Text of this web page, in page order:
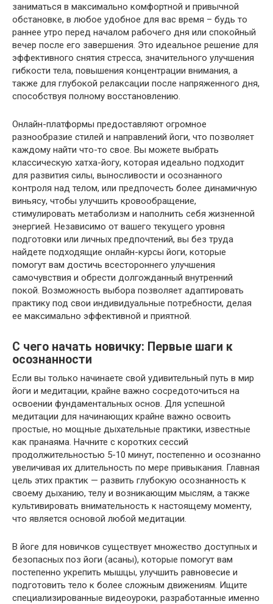
заниматься в максимально комфортной и привычной
обстановке, в любое удобное для вас время – будь то
раннее утро перед началом рабочего дня или спокойный
вечер после его завершения. Это идеальное решение для
эффективного снятия стресса, значительного улучшения
гибкости тела, повышения концентрации внимания, а
также для глубокой релаксации после напряженного дня,
способствуя полному восстановлению.
Онлайн-платформы предоставляют огромное
разнообразие стилей и направлений йоги, что позволяет
каждому найти что-то свое. Вы можете выбрать
классическую хатха-йогу, которая идеально подходит
для развития силы, выносливости и осознанного
контроля над телом, или предпочесть более динамичную
виньясу, чтобы улучшить кровообращение,
стимулировать метаболизм и наполнить себя жизненной
энергией. Независимо от вашего текущего уровня
подготовки или личных предпочтений, вы без труда
найдете подходящие онлайн-курсы йоги, которые
помогут вам достичь всестороннего улучшения
самочувствия и обрести долгожданный внутренний
покой. Возможность выбора позволяет адаптировать
практику под свои индивидуальные потребности, делая
ее максимально эффективной и приятной.
С чего начать новичку: Первые шаги к
осознанности
Если вы только начинаете свой удивительный путь в мир
йоги и медитации, крайне важно сосредоточиться на
освоении фундаментальных основ. Для успешной
медитации для начинающих крайне важно освоить
простые, но мощные дыхательные практики, известные
как пранаяма. Начните с коротких сессий
продолжительностью 5-10 минут, постепенно и осознанно
увеличивая их длительность по мере привыкания. Главная
цель этих практик — развить глубокую осознанность к
своему дыханию, телу и возникающим мыслям, а также
культивировать внимательность к настоящему моменту,
что является основой любой медитации.
В йоге для новичков существует множество доступных и
безопасных поз йоги (асаны), которые помогут вам
постепенно укрепить мышцы, улучшить равновесие и
подготовить тело к более сложным движениям. Ищите
специализированные видеоуроки, разработанные именно